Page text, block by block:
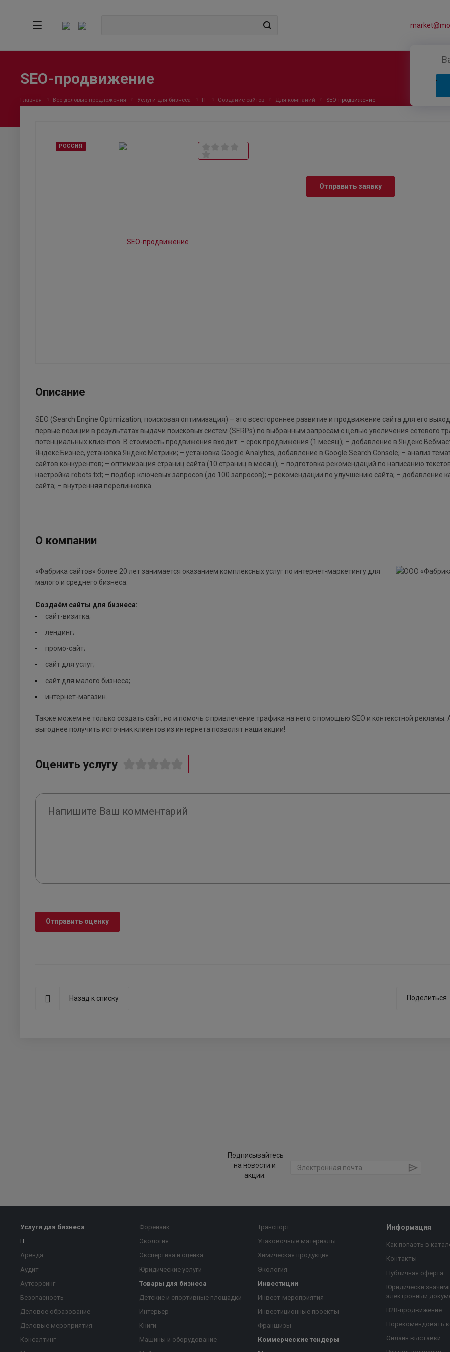
SEO-продвижение
Главная Все деловые предложения Услуги для бизнеса IT Создание сайтов Для компаний SEO-продвижение
РОССИЯ
Отправить заявку
Описание
SEO (Search Engine Optimization, поисковая оптимизация) – это всестороннее развитие и продвижение сайта для его
первые позиции в результатах выдачи поисковых систем (SERPs) по выбранным запросам с целью увеличения сетевого
потенциальных клиентов. В стоимость продвижения входит: – срок продвижения (1 месяц); – добавление в
Яндекс.Бизнес, установка Яндекс.Метрики; – установка Google Analytics, добавление в Google Search Console; – анализ
сайтов конкурентов; – оптимизация страниц сайта (10 страниц в месяц); – подготовка рекомендаций по написанию
настройка robots.txt; – подбор ключевых запросов (до 100 запросов); – рекомендации по улучшению сайта; – добавление
сайта; – внутренняя перелинковка.
О компании
«Фабрика сайтов» более 20 лет занимается оказанием комплексных услуг по интернет-маркетингу для
малого и среднего бизнеса.
Создаём сайты для бизнеса:
сайт-визитка;
лендинг;
промо-сайт;
сайт для услуг;
сайт для малого бизнеса;
интернет-магазин.
Также можем не только создать сайт, но и помочь с привлечение трафика на него с помощью SEO и контекстной рекламы.
выгоднее получить источник клиентов из интернета позволят наши акции!
Оценить услугу
Отправить оценку
Поделиться
Назад к списку
Подписывайтесь
на новости и
акции:
Услуги для бизнеса
IT
Аренда
Аудит
Аутсорсинг
Безопасность
Деловое образование
Деловые мероприятия
Консалтинг
Форензик
Экология
Экспертиза и оценка
Юридические услуги
Товары для бизнеса
Детские и спортивные площадки
Интерьер
Книги
Машины и оборудование
Транспорт
Упаковочные материалы
Химическая продукция
Экология
Инвестиции
Инвест-мероприятия
Инвестиционные проекты
Франшизы
Коммерческие тендеры
Информация
Как попасть в
Контакты
Публичная оферта
Юридически
электронный
B2B-продвижение
Порекомендовать
Онлайн выставки